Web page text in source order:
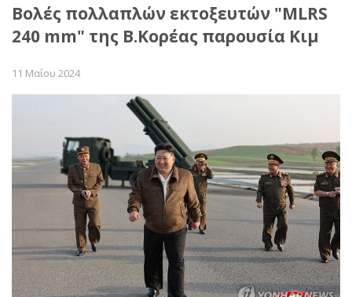
Βολές πολλαπλών εκτοξευτών "MLRS
240 mm" της Β.Κορέας παρουσία Κιμ
11 Μαΐου 2024